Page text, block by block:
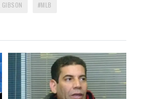
GIBSON MLB